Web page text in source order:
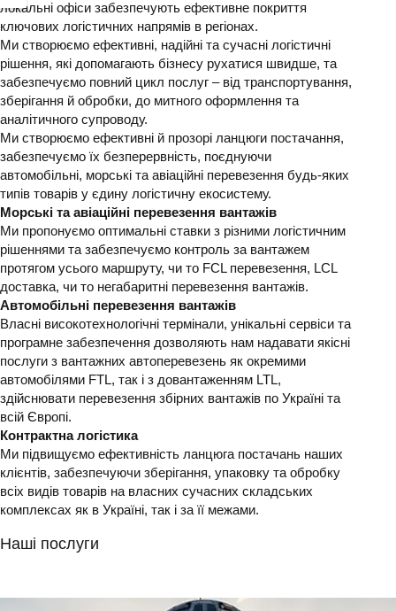
локальні офіси забезпечують ефективне покриття
ключових логістичних напрямів в регіонах.
Ми створюємо ефективні, надійні та сучасні логістичні
рішення, які допомагають бізнесу рухатися швидше, та
забезпечуємо повний цикл послуг – від транспортування,
зберігання й обробки, до митного оформлення та
аналітичного супроводу.
Ми створюємо ефективні й прозорі ланцюги постачання,
забезпечуємо їх безперервність, поєднуючи
автомобільні, морські та авіаційні перевезення будь-яких
типів товарів у єдину логістичну екосистему.
Морські та авіаційні перевезення вантажів
Ми пропонуємо оптимальні ставки з різними логістичним
рішеннями та забезпечуємо контроль за вантажем
протягом усього маршруту, чи то FCL перевезення, LCL
доставка, чи то негабаритні перевезення вантажів.
Автомобільні перевезення вантажів
Власні високотехнологічні термінали, унікальні сервіси та
програмне забезпечення дозволяють нам надавати якісні
послуги з вантажних автоперевезень як окремими
автомобілями FTL, так і з довантаженням LTL,
здійснювати перевезення збірних вантажів по Україні та
всій Європі.
Контрактна логістика
Ми підвищуємо ефективність ланцюга постачань наших
клієнтів, забезпечуючи зберігання, упаковку та обробку
всіх видів товарів на власних сучасних складських
комплексах як в Україні, так і за її межами.
Наші послуги